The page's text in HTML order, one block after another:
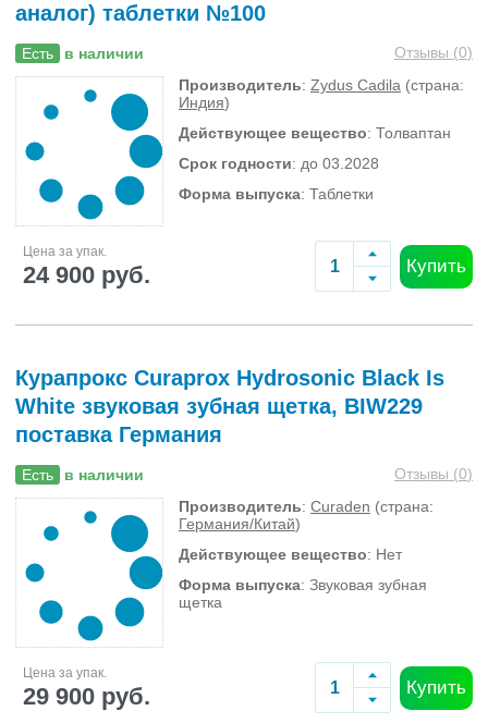
аналог) таблетки №100
Есть в наличии Отзывы (0)
Производитель: Zydus Cadila (страна:
Индия)
Действующее вещество: Толваптан
Срок годности: до 03.2028
Форма выпуска: Таблетки
Цена за упак.
24 900 руб. Купить
Курапрокс Curaprox Hydrosonic Black Is
White звуковая зубная щетка, BIW229
поставка Германия
Есть в наличии Отзывы (0)
Производитель: Curaden (страна:
Германия/Китай)
Действующее вещество: Нет
Форма выпуска: Звуковая зубная
щетка
Цена за упак.
29 900 руб. Купить